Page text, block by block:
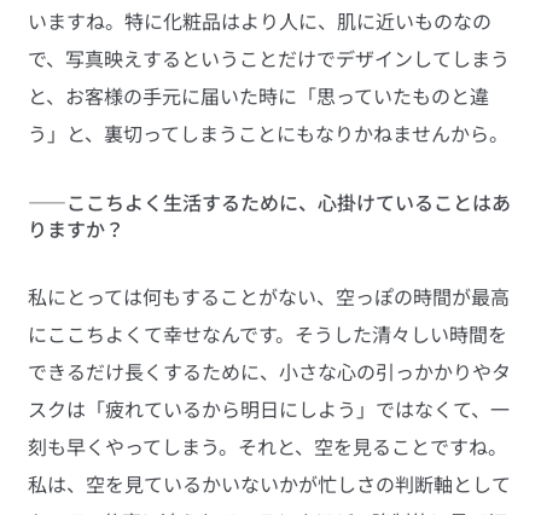
いますね。特に化粧品はより人に、肌に近いものなの
で、写真映えするということだけでデザインしてしまう
と、お客様の手元に届いた時に「思っていたものと違
う」と、裏切ってしまうことにもなりかねませんから。
――ここちよく生活するために、心掛けていることはあ
りますか？
私にとっては何もすることがない、空っぽの時間が最高
にここちよくて幸せなんです。そうした清々しい時間を
できるだけ長くするために、小さな心の引っかかりやタ
スクは「疲れているから明日にしよう」ではなくて、一
刻も早くやってしまう。それと、空を見ることですね。
私は、空を見ているかいないかが忙しさの判断軸として